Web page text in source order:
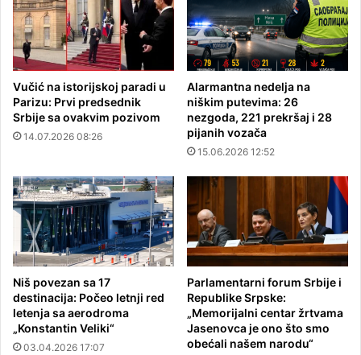
Vučić na istorijskoj paradi u
Parizu: Prvi predsednik
Srbije sa ovakvim pozivom
14.07.2026 08:26
Alarmantna nedelja na
niškim putevima: 26
nezgoda, 221 prekršaj i 28
pijanih vozača
15.06.2026 12:52
Niš povezan sa 17
destinacija: Počeo letnji red
letenja sa aerodroma
„Konstantin Veliki“
03.04.2026 17:07
Parlamentarni forum Srbije i
Republike Srpske:
„Memorijalni centar žrtvama
Jasenovca je ono što smo
obećali našem narodu“